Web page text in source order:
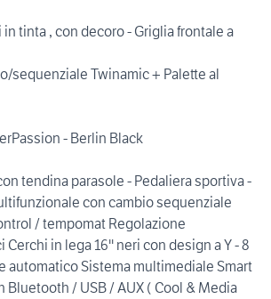
tinta , con decoro - Griglia frontale a
sequenziale Twinamic + Palette al
- Berlin Black
tendina parasole - Pedaliera sportiva -
con cambio sequenziale
/ tempomat Regolazione
in lega 16'' neri con design a Y - 8
automatico Sistema multimediale Smart
Bluetooth / USB / AUX ( Cool & Media